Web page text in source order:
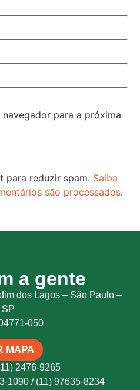
para a próxima
para reduzir spam. Saiba
são processados.
a gente
dos Lagos – São Paulo –
SP
050
MAPA
2476-9265
1090 / (11) 97635-8234